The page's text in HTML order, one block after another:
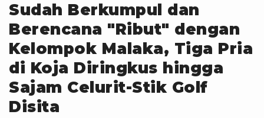
Sudah Berkumpul dan
Berencana "Ribut" dengan
Kelompok Malaka, Tiga Pria
di Koja Diringkus hingga
Sajam Celurit-Stik Golf
Disita